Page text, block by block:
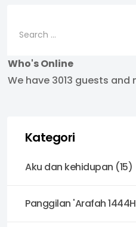
Who's Online
We have 3013 guests
Kategori
Aku dan kehidupan (15)
Panggilan 'Arafah